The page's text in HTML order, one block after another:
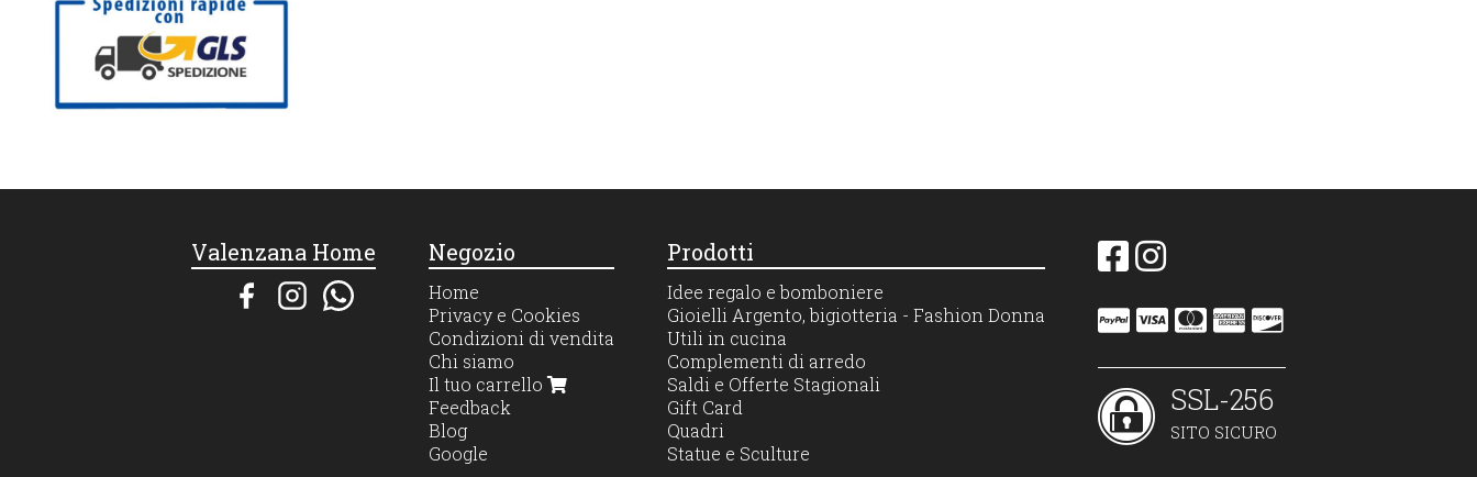
Valenzana Home Negozio
Home
Privacy e Cookies
Condizioni di vendita
Chi siamo
Il tuo carrello
Feedback
Blog
Google
Prodotti
Idee regalo e bomboniere
Gioielli Argento, bigiotteria - Fashion Donna
Utili in cucina
Complementi di arredo
Saldi e Offerte Stagionali
Gift Card
Quadri
Statue e Sculture
SSL-256
SITO SICURO